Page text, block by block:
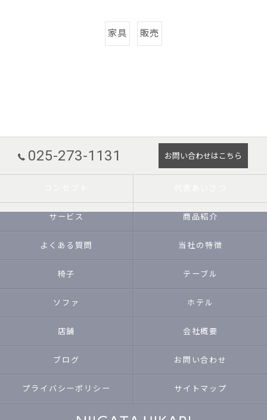
家具 販売
025-273-1131 お問い合わせはこちら
サービス 商品紹介
よくある質問 当社の特徴
椅子 テーブル
ソファ ホテル
店舗 会社概要
ブログ お問い合わせ
プライバシーポリシー サイトマップ